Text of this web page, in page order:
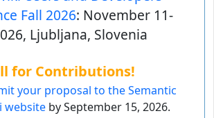
Fall 2026: November 11-
Ljubljana, Slovenia
for Contributions!
your proposal to the Semantic
websiteby September 15, 2026.